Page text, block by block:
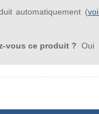
automatiquement (
vous ce produit ? Oui